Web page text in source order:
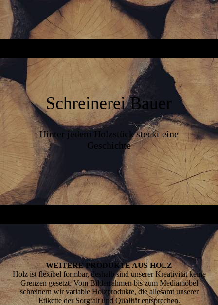
Schreinerei Bauer
Hinter jedem Holzstück steckt eine
Geschichte
WEITERE PRODUKTE AUS HOLZ
Holz ist flexibel formbar, deshalb sind unserer Kreativität keine
Grenzen gesetzt. Vom Bilder­­rahmen bis zum Mediamöbel
schreinern wir variable Holz­­­pro­dukte, die allesamt unserer
Etikette der Sorg­­falt und Qualität entsprechen.